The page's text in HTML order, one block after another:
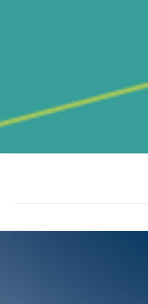
Katjas Laufzeit